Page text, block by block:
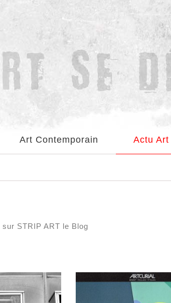
Art Contemporain Actu Art
sur STRIP ART le Blog